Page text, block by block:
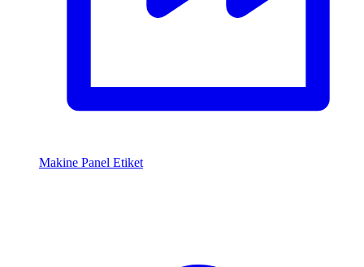
Makine Panel Etiket